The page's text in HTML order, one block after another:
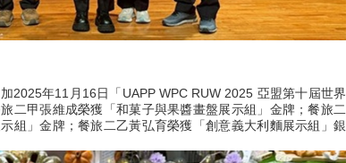
2025年11月16日「UAPP WPC RUW 2025 亞盟第十屆世界
二甲張維成榮獲「和菓子與果醬畫盤展示組」金牌；餐旅二
組」金牌；餐旅二乙黃弘育榮獲「創意義大利麵展示組」銀